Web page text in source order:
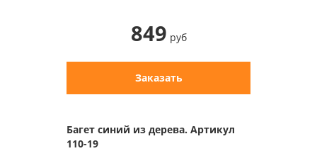
849 руб
Заказать
Багет синий из дерева. Артикул
110-19